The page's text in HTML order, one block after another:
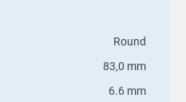
Round
83,0 mm
6.6 mm